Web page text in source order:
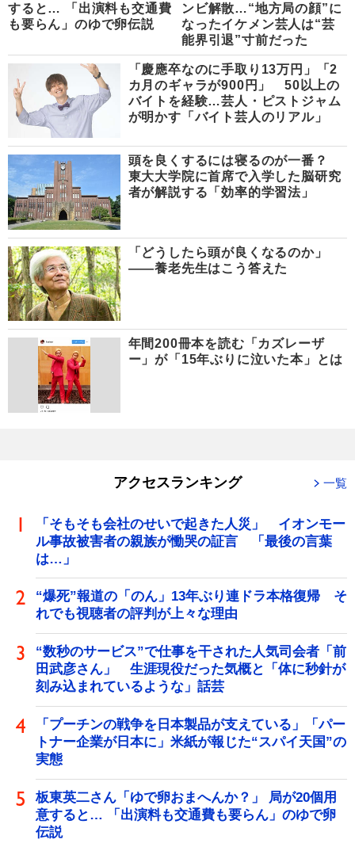
すると… 「出演料も交通費
も要らん」のゆで卵伝説
ンビ解散…“地方局の顔”に
なったイケメン芸人は“芸
能界引退”寸前だった
「慶應卒なのに手取り13万円」「2
カ月のギャラが900円」 50以上の
バイトを経験…芸人・ピストジャム
が明かす「バイト芸人のリアル」
頭を良くするには寝るのが一番？
東大大学院に首席で入学した脳研究
者が解説する「効率的学習法」
「どうしたら頭が良くなるのか」
――養老先生はこう答えた
年間200冊本を読む「カズレーザ
ー」が「15年ぶりに泣いた本」とは
アクセスランキング 一覧
「そもそも会社のせいで起きた人災」 イオンモー
ル事故被害者の親族が慟哭の証言 「最後の言葉
は…」
“爆死”報道の「のん」13年ぶり連ドラ本格復帰 そ
れでも視聴者の評判が上々な理由
“数秒のサービス”で仕事を干された人気司会者「前
田武彦さん」 生涯現役だった気概と「体に秒針が
刻み込まれているような」話芸
「プーチンの戦争を日本製品が支えている」「パー
トナー企業が日本に」米紙が報じた“スパイ天国”の
実態
板東英二さん「ゆで卵おまへんか？」 局が20個用
意すると… 「出演料も交通費も要らん」のゆで卵
伝説